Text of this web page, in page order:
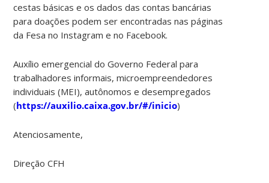
cestas básicas e os dados das contas bancárias
para doações podem ser encontradas nas páginas
da Fesa no Instagram e no Facebook.
Auxílio emergencial do Governo Federal para
trabalhadores informais, microempreendedores
individuais (MEI), autônomos e desempregados
(https://auxilio.caixa.gov.br/#/inicio)
Atenciosamente,
Direção CFH